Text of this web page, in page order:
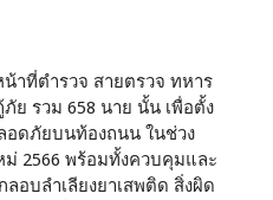
าที่ตำรวจ สายตรวจ ทหาร
ย รวม 658 นาย นั้น เพื่อตั้ง
ดภัยบนท้องถนน ในช่วง
ม่ 2566 พร้อมทั้งควบคุมและ
อบลำเลียงยาเสพติด สิ่งผิด